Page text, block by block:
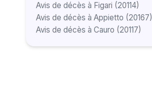
Avis de décès à Figari (20114)
Avis de décès à Appietto (20167)
Avis de décès à Cauro (20117)